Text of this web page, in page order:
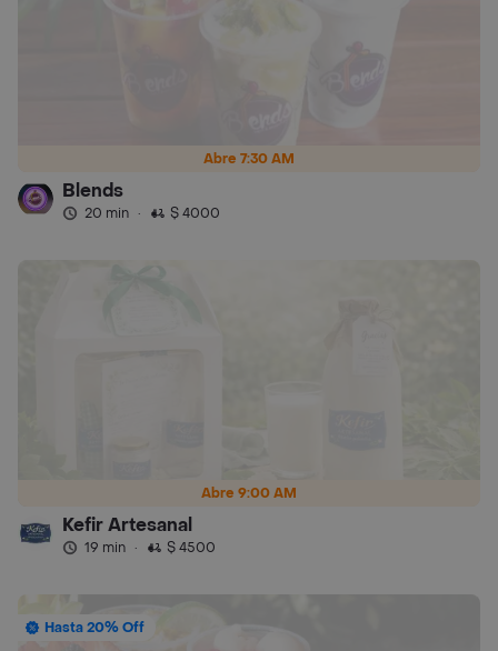
Abre 7:30 AM
Blends
20 min · $ 4000
Abre 9:00 AM
Kefir Artesanal
19 min · $ 4500
Hasta 20% Off